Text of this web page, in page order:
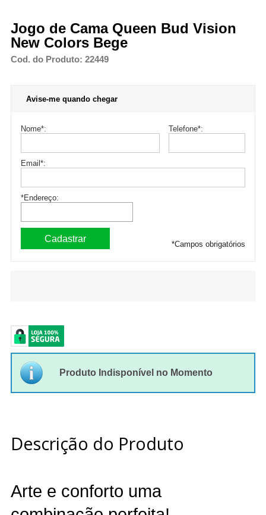
Jogo de Cama Queen Bud Vision
New Colors Bege
Cod. do Produto: 22449
Avise-me quando chegar
Nome*: Telefone*:
Email *:
*Endereço:
*Campos obrigatórios
Produto Indisponível no Momento
Descrição do Produto
Arte e conforto uma